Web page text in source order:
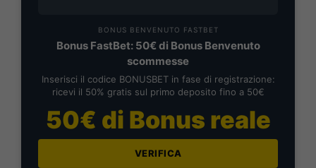
BONUS BENVENUTO FASTBET
Bonus FastBet: 50€ di Bonus Benvenuto
scommesse
Inserisci il codice BONUSBET in fase di registrazione:
ricevi il 50% gratis sul primo deposito fino a 50€
50€ di Bonus reale
VERIFICA